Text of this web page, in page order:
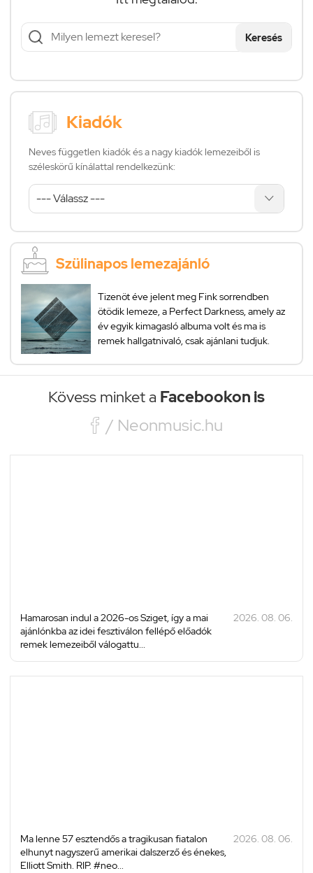
Keresés
Kiadók
Neves független kiadók és a nagy kiadók lemezeiből is
széleskörű kínálattal rendelkezünk:
Szülinapos lemezajánló
Tizenöt éve jelent meg Fink sorrendben
ötödik lemeze, a Perfect Darkness, amely az
év egyik kimagasló albuma volt és ma is
remek hallgatnivaló, csak ajánlani tudjuk.
Kövess minket a Facebookon is
 / Neonmusic.hu
Hamarosan indul a 2026-os Sziget, így a mai
ajánlónkba az idei fesztiválon fellépő előadók
remek lemezeiből válogattu...
2026. 08. 06.
Ma lenne 57 esztendős a tragikusan fiatalon
elhunyt nagyszerű amerikai dalszerző és énekes,
Elliott Smith. RIP. #neo...
2026. 08. 06.